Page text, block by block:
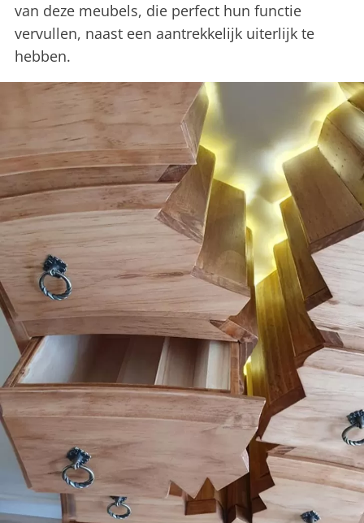
van deze meubels, die perfect hun functie
vervullen, naast een aantrekkelijk uiterlijk te
hebben.